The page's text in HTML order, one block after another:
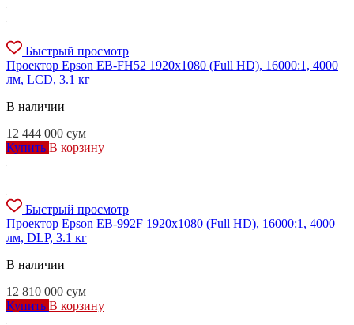
Быстрый просмотр
Проектор Epson EB-FH52 1920x1080 (Full HD), 16000:1, 4000
лм, LCD, 3.1 кг
В наличии
12 444 000 сум
Купить В корзину
Быстрый просмотр
Проектор Epson EB-992F 1920x1080 (Full HD), 16000:1, 4000
лм, DLP, 3.1 кг
В наличии
12 810 000 сум
Купить В корзину